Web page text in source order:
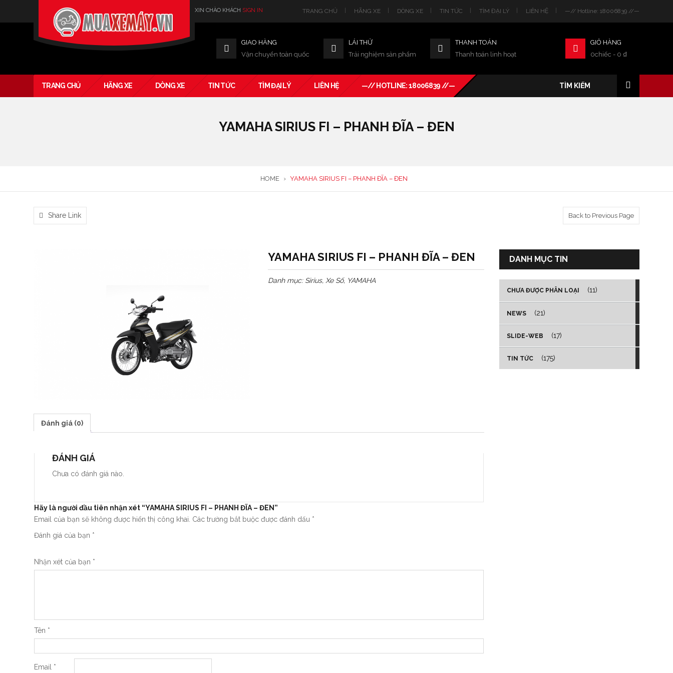
VeradoXIN CHÀO KHÁCH SIGN IN TRANG CHỦ HÃNG XE DÒNG XE TIN TỨC TÌM ĐẠI LÝ LIÊN HỆ —// Hotline: 18006839 //—
GIAO HÀNG
Vận chuyển toàn quốc
LÁI THỬ
Trải nghiệm sản phẩm
THANH TOÁN
Thanh toán linh hoạt
GIỎ HÀNG
0chiếc - 0 ₫
TRANG CHỦ HÃNG XE DÒNG XE TIN TỨC TÌM ĐẠI LÝ LIÊN HỆ —// HOTLINE: 18006839 //—
YAMAHA SIRIUS FI – PHANH ĐĨA – ĐEN
HOME › YAMAHA SIRIUS FI – PHANH ĐĨA – ĐEN
Share Link Back to Previous Page
YAMAHA SIRIUS FI – PHANH ĐĨA – ĐEN
Danh mục: Sirius, Xe Số, YAMAHA
Đánh giá (0)
ĐÁNH GIÁ
Chưa có đánh giá nào.
Hãy là người đầu tiên nhận xét “YAMAHA SIRIUS FI – PHANH ĐĨA – ĐEN”
Email của bạn sẽ không được hiển thị công khai. Các trường bắt buộc được đánh dấu *
Đánh giá của bạn *
Nhận xét của bạn *
Tên *
Email *
DANH MỤC TIN
CHƯA ĐƯỢC PHÂN LOẠI (11)
NEWS (21)
SLIDE-WEB (17)
TIN TỨC (175)